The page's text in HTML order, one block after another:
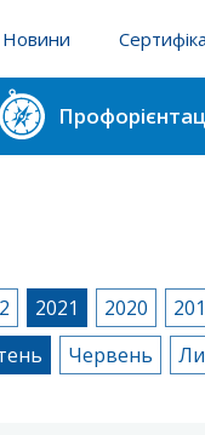
Новини
Реєстр
Реєстр
2021 2020
Червень